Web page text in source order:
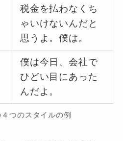
税金を払わなくち
ゃいけないんだと
思うよ。僕は。
僕は今日、会社で
ひどい目にあった
んだよ。
つのスタイルの例